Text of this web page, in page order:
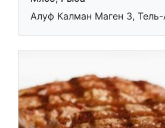
Алуф Калман Маген 3,